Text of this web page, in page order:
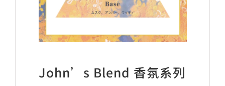
John’s Blend 香氛系列